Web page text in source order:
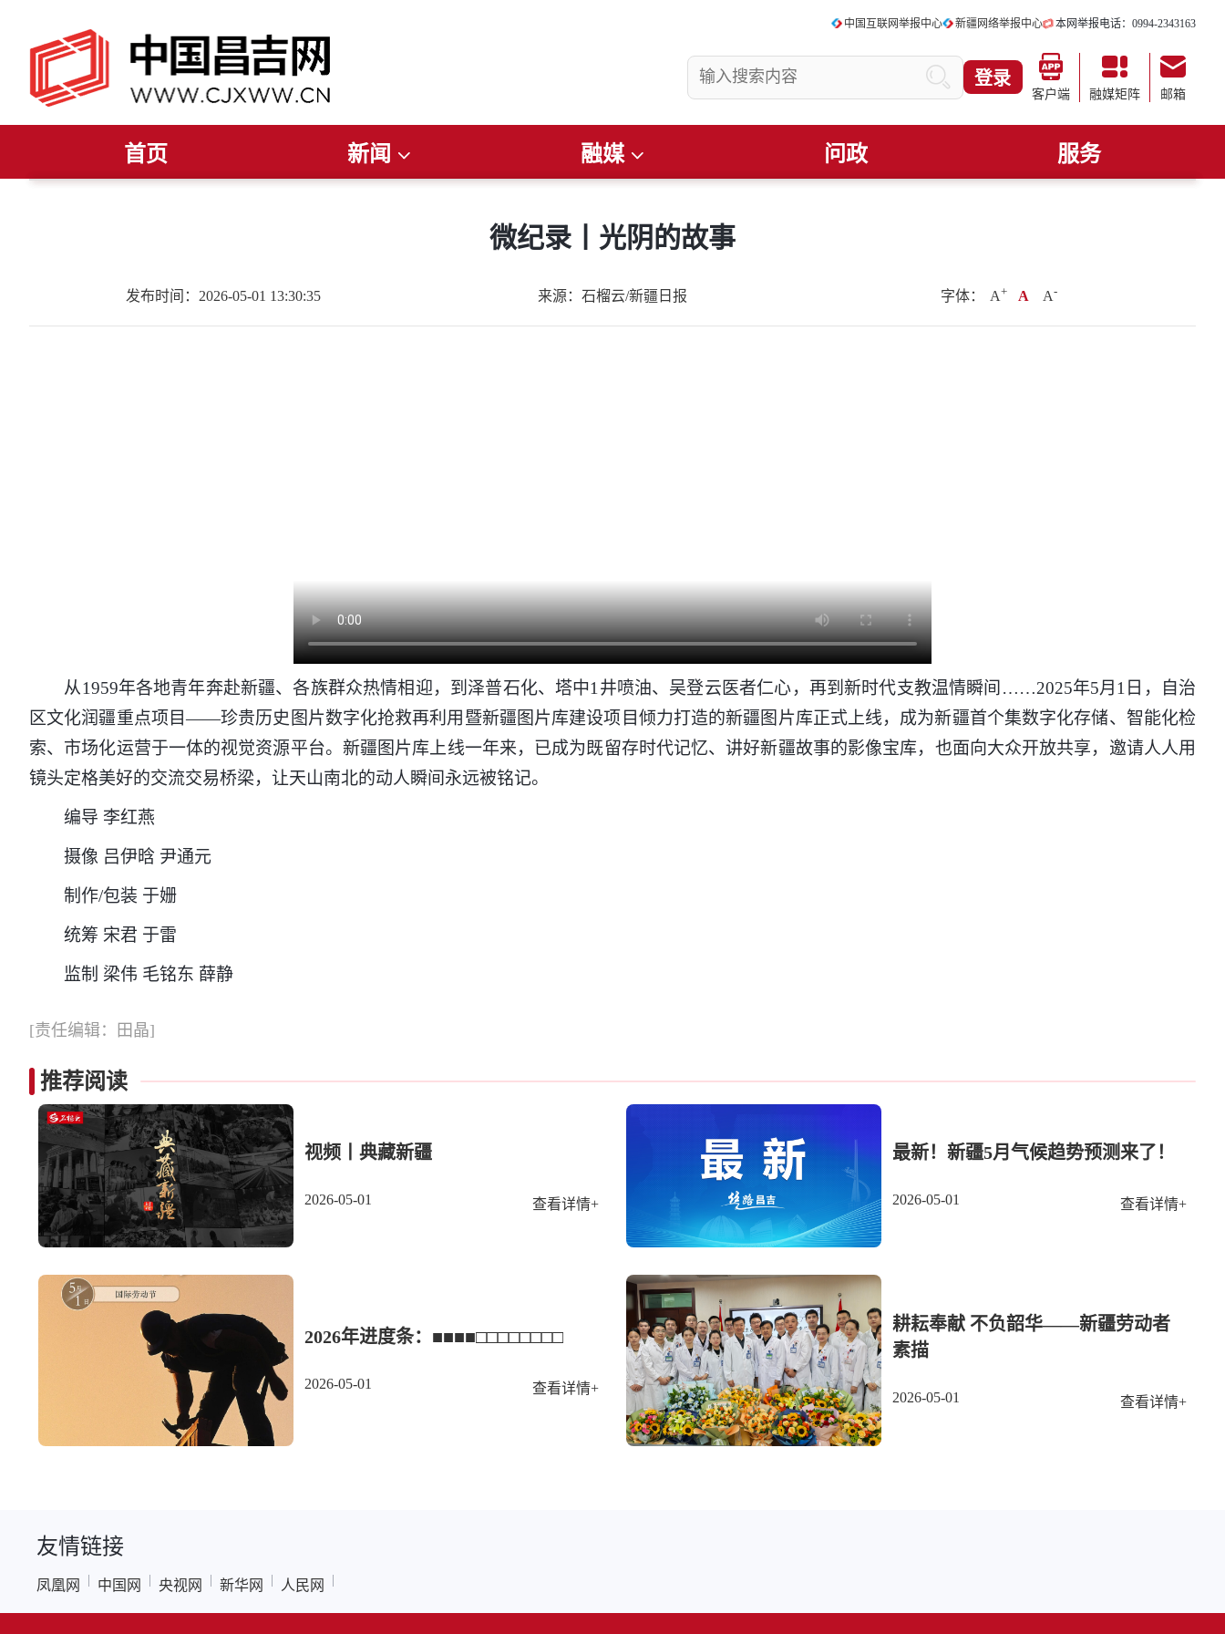
中国互联网举报中心 新疆网络举报中心 本网举报电话：0994-2343163
登录
客户端 融媒矩阵 邮箱
首页 新闻 融媒 问政 服务
微纪录丨光阴的故事
发布时间：2026-05-01 13:30:35 来源：石榴云/新疆日报 字体： A+ A A-
从1959年各地青年奔赴新疆、各族群众热情相迎，到泽普石化、塔中1井喷油、吴登云医者仁心，再到新时代支教温情瞬间……2025年5月1日，自治
区文化润疆重点项目——珍贵历史图片数字化抢救再利用暨新疆图片库建设项目倾力打造的新疆图片库正式上线，成为新疆首个集数字化存储、智能化检
索、市场化运营于一体的视觉资源平台。新疆图片库上线一年来，已成为既留存时代记忆、讲好新疆故事的影像宝库，也面向大众开放共享，邀请人人用
镜头定格美好的交流交易桥梁，让天山南北的动人瞬间永远被铭记。
编导 李红燕
摄像 吕伊晗 尹通元
制作/包装 于姗
统筹 宋君 于雷
监制 梁伟 毛铭东 薛静
[责任编辑：田晶]
推荐阅读
视频丨典藏新疆
2026-05-01 查看详情+
最新！新疆5月气候趋势预测来了！
2026-05-01 查看详情+
2026年进度条：■■■■□□□□□□□□
2026-05-01 查看详情+
耕耘奉献 不负韶华——新疆劳动者
素描
2026-05-01 查看详情+
友情链接
凤凰网 | 中国网 | 央视网 | 新华网 | 人民网 |